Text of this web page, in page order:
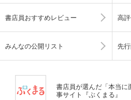
書店員おすすめレビュー 高
みんなの公開リスト 先
書店員が選んだ「本当
事サイト『ぶくまる』